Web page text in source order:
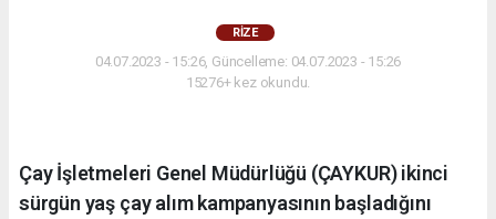
RIZE
04.07.2023 - 15:26, Güncelleme: 04.07.2023 - 15:26
15276+ kez okundu.
Çay İşletmeleri Genel Müdürlüğü (ÇAYKUR) ikinci
sürgün yaş çay alım kampanyasının başladığını